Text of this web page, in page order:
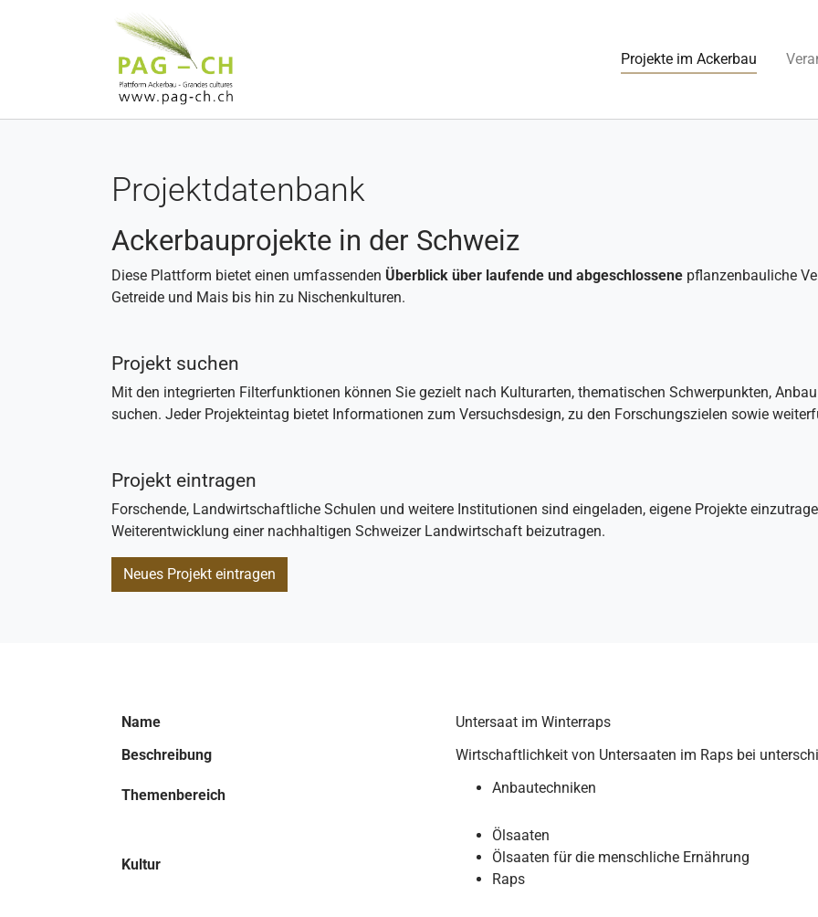
Projekte im Ackerbau (current)
Projektdatenbank
Ackerbauprojekte in der Schweiz
Diese Plattform bietet einen umfassenden Überblick über laufende und abgeschlossene pflanzenbauliche
Getreide und Mais bis hin zu Nischenkulturen.
Projekt suchen
Mit den integrierten Filterfunktionen können Sie gezielt nach Kulturarten, thematischen Schwerpunkten,
suchen. Jeder Projekteintag bietet Informationen zum Versuchsdesign, zu den Forschungszielen sowie
Projekt eintragen
Forschende, Landwirtschaftliche Schulen und weitere Institutionen sind eingeladen, eigene Projekte
Weiterentwicklung einer nachhaltigen Schweizer Landwirtschaft beizutragen.
Neues Projekt eintragen
Name
Untersaat im Winterraps
Beschreibung
Wirtschaftlichkeit von Untersaaten im Raps bei
Themenbereich Anbautechniken
Kultur
Ölsaaten
Ölsaaten für die menschliche Ernährung
Raps